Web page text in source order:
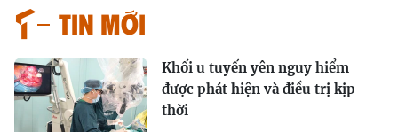
Tin mới
Khối u tuyến yên nguy hiểm
được phát hiện và điều trị kịp
thời